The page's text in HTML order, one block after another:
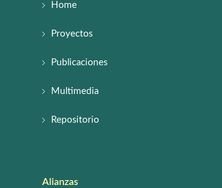
Home
Proyectos
Publicaciones
Multimedia
Repositorio
Alianzas